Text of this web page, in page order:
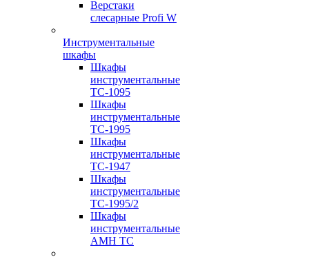
Верстаки
слесарные Profi W
Инструментальные
шкафы
Шкафы
инструментальные
TC-1095
Шкафы
инструментальные
TC-1995
Шкафы
инструментальные
TC-1947
Шкафы
инструментальные
TC-1995/2
Шкафы
инструментальные
AMH TC